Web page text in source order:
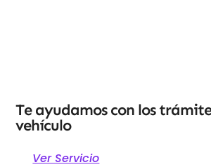
Te ayudamos con los
vehículo
Ver Servicio